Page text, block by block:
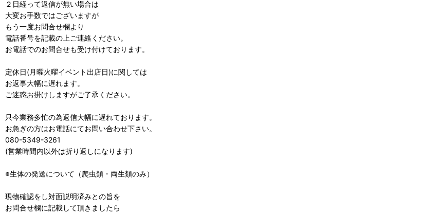
２日経って返信が無い場合は
大変お手数ではございますが
もう一度お問合せ欄より
電話番号を記載の上ご連絡ください。
お電話でのお問合せも受け付けております。
定休日(月曜火曜イベント出店日)に関しては
お返事大幅に遅れます。
ご迷惑お掛けしますがご了承ください。
只今業務多忙の為返信大幅に遅れております。
お急ぎの方はお電話にてお問い合わせ下さい。
080-5349-3261
(営業時間内以外は折り返しになります)
※生体の発送について（爬虫類・両生類のみ）
現物確認をし対面説明済みとの旨を
お問合せ欄に記載して頂きましたら